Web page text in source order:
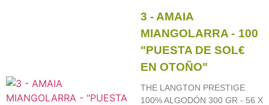
3 - AMAIA
MIANGOLARRA -
"PUESTA DE SOL
EN OTOÑO"
100
€
THE LANGTON PRESTIGE
100% ALGODÓN 300 GR - 56 X